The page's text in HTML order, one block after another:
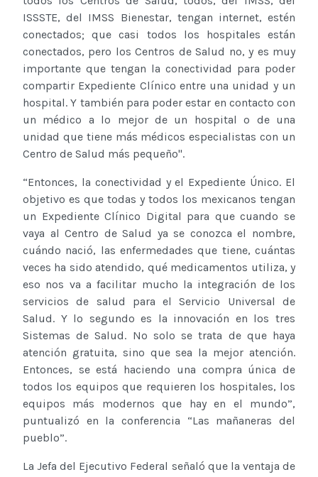
ISSSTE, del IMSS Bienestar, tengan internet, estén
conectados; que casi todos los hospitales están
conectados, pero los Centros de Salud no, y es muy
importante que tengan la conectividad para poder
compartir Expediente Clínico entre una unidad y un
hospital. Y también para poder estar en contacto con
un médico a lo mejor de un hospital o de una
unidad que tiene más médicos especialistas con un
Centro de Salud más pequeño".
“Entonces, la conectividad y el Expediente Único. El
objetivo es que todas y todos los mexicanos tengan
un Expediente Clínico Digital para que cuando se
vaya al Centro de Salud ya se conozca el nombre,
cuándo nació, las enfermedades que tiene, cuántas
veces ha sido atendido, qué medicamentos utiliza, y
eso nos va a facilitar mucho la integración de los
servicios de salud para el Servicio Universal de
Salud. Y lo segundo es la innovación en los tres
Sistemas de Salud. No solo se trata de que haya
atención gratuita, sino que sea la mejor atención.
Entonces, se está haciendo una compra única de
todos los equipos que requieren los hospitales, los
equipos más modernos que hay en el mundo”,
puntualizó en la conferencia “Las mañaneras del
pueblo”.
La Jefa del Ejecutivo Federal señaló que la ventaja de